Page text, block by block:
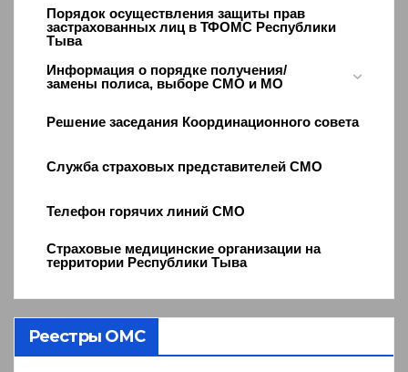
Порядок осуществления защиты прав
застрахованных лиц в ТФОМС Республики
Тыва
Информация о порядке получения/
замены полиса, выборе СМО и МО
Решение заседания Координационного совета
Служба страховых представителей СМО
Телефон горячих линий СМО
Страховые медицинские организации на
территории Республики Тыва
Реестры ОМС